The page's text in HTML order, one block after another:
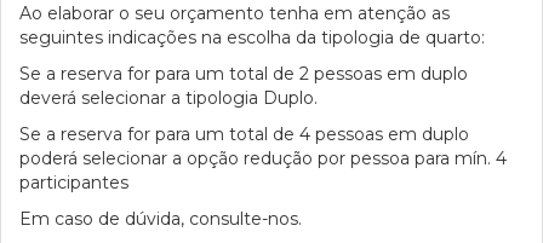
Ao elaborar o seu orçamento tenha em atenção as
seguintes indicações na escolha da tipologia de quarto:
Se a reserva for para um total de 2 pessoas em duplo
deverá selecionar a tipologia Duplo.
Se a reserva for para um total de 4 pessoas em duplo
poderá selecionar a opção redução por pessoa para mín. 4
participantes
Em caso de dúvida, consulte-nos.